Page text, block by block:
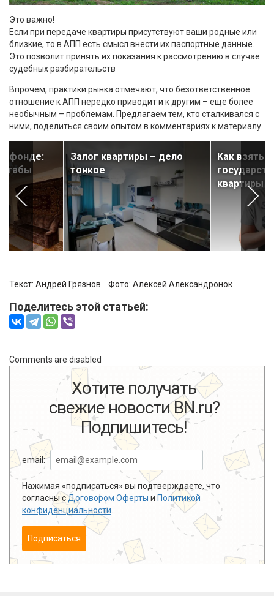
Это важно!
Если при передаче квартиры присутствуют ваши родные или
близкие, то в АПП есть смысл внести их паспортные данные.
Это позволит принять их показания к рассмотрению в случае
судебных разбирательств
Впрочем, практики рынка отмечают, что безответственное
отношение к АПП нередко приводит и к другим – еще более
необычным – проблемам. Предлагаем тем, кто сталкивался с
ними, поделиться своим опытом в комментариях к материалу.
фонде:
Залог квартиры – дело
тонкое
Как взять
квартиры
Текст: Андрей Грязнов Фото: Алексей Александронок
Поделитесь этой статьей:
Comments are disabled
Хотите получать
свежие новости BN.ru?
Подпишитесь!
email:
Нажимая «подписаться» вы подтверждаете, что
согласны сДоговором Оферты и Политикой
конфиденциальности
Подписаться